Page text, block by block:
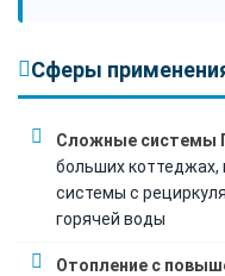
Сферы
Сложные системы
больших коттеджах,
системы с
горячей воды
Отопление с